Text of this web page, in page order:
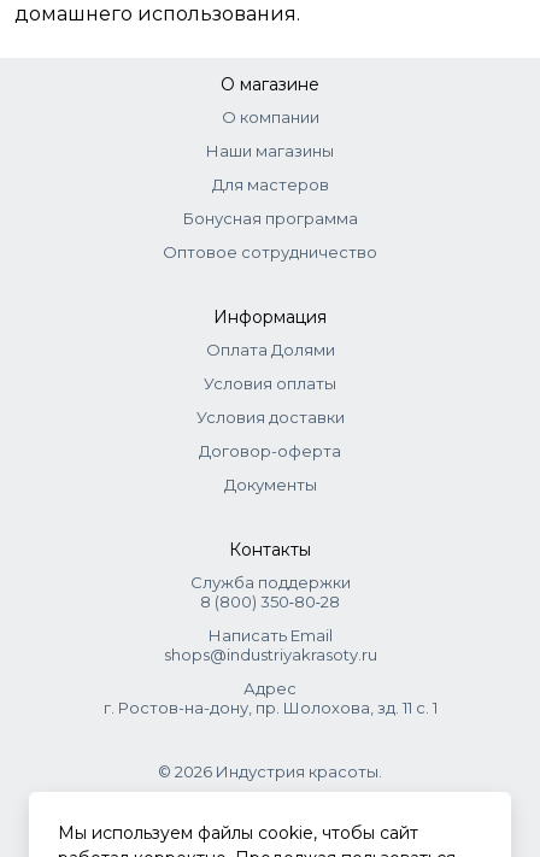
домашнего использования.
О магазине
О компании
Наши магазины
Для мастеров
Бонусная программа
Оптовое сотрудничество
Информация
Оплата Долями
Условия оплаты
Условия доставки
Договор-оферта
Документы
Контакты
Служба поддержки
8 (800) 350‑80‑28
Написать Email
shops@industriyakrasoty.ru
Адрес
г. Ростов-на-дону, пр. Шолохова, зд. 11 с. 1
© 2026 Индустрия красоты.
.
Мы используем файлы cookie, чтобы сайт